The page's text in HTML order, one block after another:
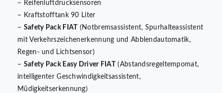
– Reifenluftdrucksensoren
– Kraftstofftank 90 Liter
– Safety Pack FIAT (Notbremsassistent, Spurhalteassistent
mit Verkehrszeichenerkennung und Abblendautomatik,
Regen- und Lichtsensor)
– Safety Pack Easy Driver FIAT (Abstandsregeltempomat,
intelligenter Geschwindigkeitsassistent,
Müdigkeitserkennung)